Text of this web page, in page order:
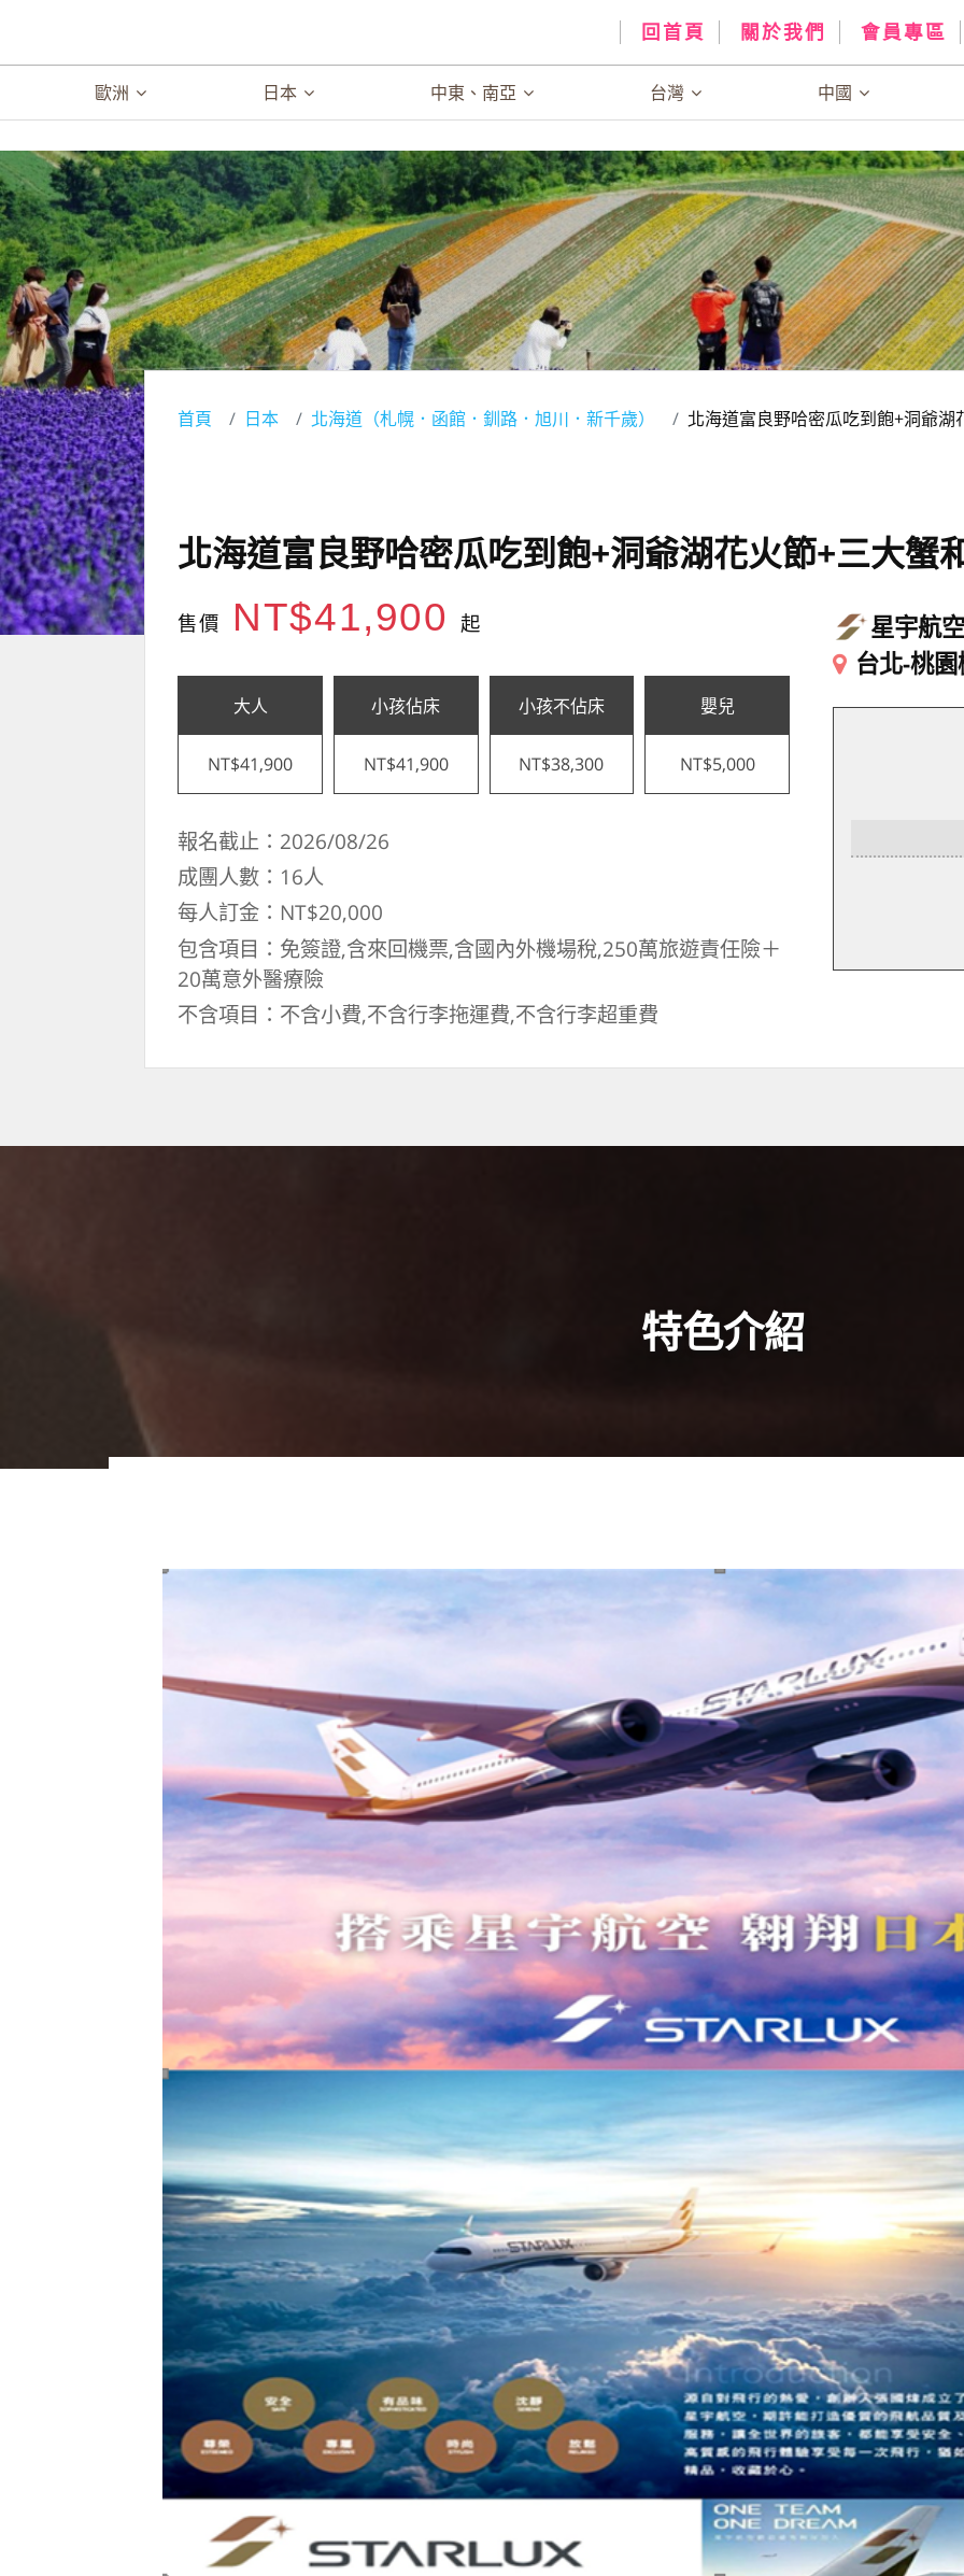
回首頁 關於我們 會員專區
歐洲 日本 中東、南亞 台灣 中國
首頁 日本 北海道（札幌．函館．釧路．旭川．新千歲） 北海道富良野哈密瓜吃到飽+洞爺
北海道富良野哈密瓜吃到飽+洞爺湖花火節+三大蟹
售價 NT$41,900起
大人
NT$41,900
小孩佔床
NT$41,900
小孩不佔床
NT$38,300
嬰兒
NT$5,000
報名截止：2026/08/26
成團人數：16人
每人訂金：NT$20,000
包含項目：免簽證,含來回機票,含國內外機場稅,250萬旅遊責任險＋
20萬意外醫療險
不含項目：不含小費,不含行李拖運費,不含行李超重費
星宇航空
台北-桃
特色介紹